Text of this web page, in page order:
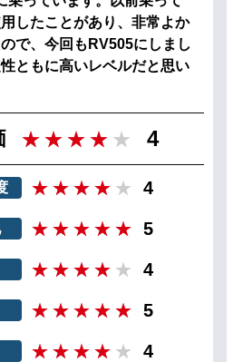
したことがあり、非常よか
で、今回もRV505にしまし
ともに高いレベルだと思い
4
4
5
4
5
4